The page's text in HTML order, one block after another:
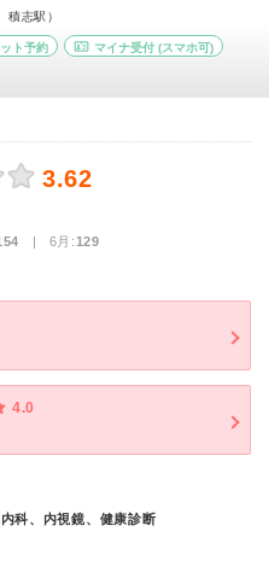
積志駅）
ト予約 マイナ受付 (スマホ可)
3.62
| 6月:129
4.0
科、内視鏡、健康診断